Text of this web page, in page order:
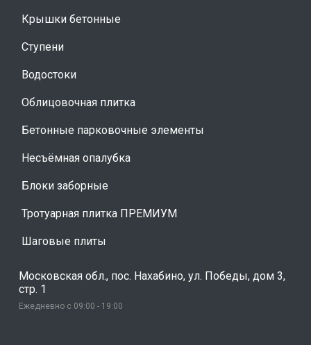
Крышки бетонные
Ступени
Водостоки
Облицовочная плитка
Бетонные парковочные элементы
Несъёмная опалубка
Блоки заборные
Тротуарная плитка ПРЕМИУМ
Шаговые плиты
Московская обл., пос. Нахабино, ул. Победы, дом 3,
стр. 1
Ежедневно с 09:00 - 19:00